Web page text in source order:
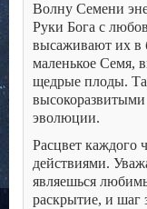
Волну Семени
Руки Бога с
высаживают их в
маленькое Семя,
щедрые плоды.
эволюции.
Расцвет каждого
действиями.
являешься
раскрытие, и шаг